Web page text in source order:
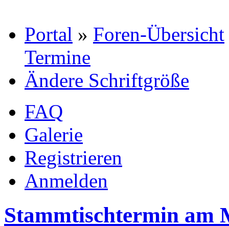
Portal » Foren-Übersicht
Termine
Ändere Schriftgröße
FAQ
Galerie
Registrieren
Anmelden
Stammtischtermin am